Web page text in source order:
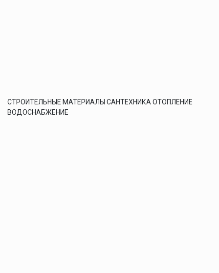
СТРОИТЕЛЬНЫЕ МАТЕРИАЛЫ САНТЕХНИКА ОТОПЛЕНИЕ
ВОДОСНАБЖЕНИЕ